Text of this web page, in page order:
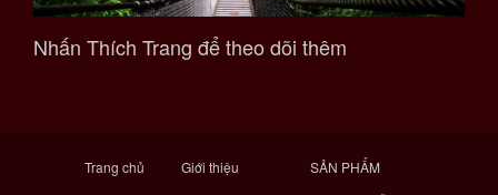
Nhấn Thích Trang để theo dõi thêm
Trang chủ Giới thiệu
SẢN PHẨM